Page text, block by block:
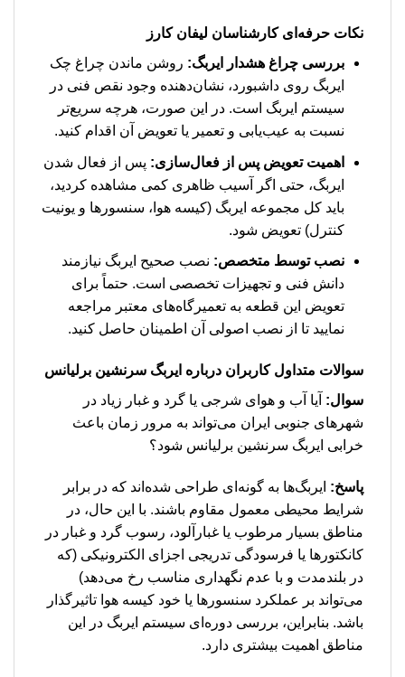
نکات حرفه‌ای کارشناسان لیفان کارز
بررسی چراغ هشدار ایربگ: روشن ماندن چراغ چک
ایربگ روی داشبورد، نشان‌دهنده وجود نقص فنی در
سیستم ایربگ است. در این صورت، هرچه سریع‌تر
نسبت به عیب‌یابی و تعمیر یا تعویض آن اقدام کنید.
اهمیت تعویض پس از فعال‌سازی: پس از فعال شدن
ایربگ، حتی اگر آسیب ظاهری کمی مشاهده کردید،
باید کل مجموعه ایربگ (کیسه هوا، سنسورها و یونیت
کنترل) تعویض شود.
نصب توسط متخصص: نصب صحیح ایربگ نیازمند
دانش فنی و تجهیزات تخصصی است. حتماً برای
تعویض این قطعه به تعمیرگاه‌های معتبر مراجعه
نمایید تا از نصب اصولی آن اطمینان حاصل کنید.
سوالات متداول کاربران درباره ایربگ سرنشین برلیانس
سوال: آیا آب و هوای شرجی یا گرد و غبار زیاد در
شهرهای جنوبی ایران می‌تواند به مرور زمان باعث
خرابی ایربگ سرنشین برلیانس شود؟
پاسخ: ایربگ‌ها به گونه‌ای طراحی شده‌اند که در برابر
شرایط محیطی معمول مقاوم باشند. با این حال، در
مناطق بسیار مرطوب یا غبارآلود، رسوب گرد و غبار در
کانکتورها یا فرسودگی تدریجی اجزای الکترونیکی (که
در بلندمدت و با عدم نگهداری مناسب رخ می‌دهد)
می‌تواند بر عملکرد سنسورها یا خود کیسه هوا تاثیرگذار
باشد. بنابراین، بررسی دوره‌ای سیستم ایربگ در این
مناطق اهمیت بیشتری دارد.